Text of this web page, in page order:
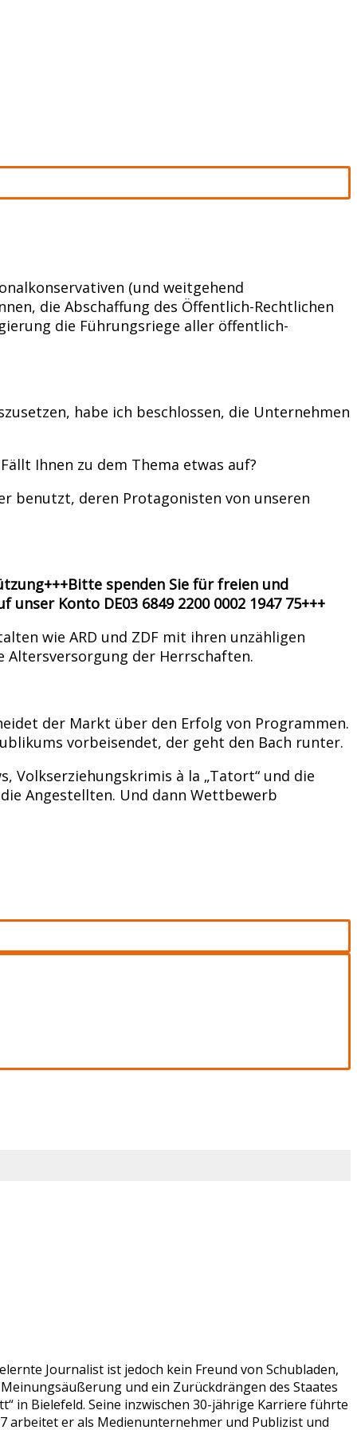
(und weitgehend
die Abschaffung des Öffentlich-Rechtlichen
die Führungsriege aller öffentlich-
habe ich beschlossen, die Unternehmen
Ihnen zu dem Thema etwas auf?
benutzt, deren Protagonisten von unseren
spenden Sie für freien und
Konto DE03 6849 2200 0002 1947 75+++
wie ARD und ZDF mit ihren unzähligen
Altersversorgung der Herrschaften.
der Markt über den Erfolg von Programmen.
vorbeisendet, der geht den Bach runter.
Volkserziehungskrimis à la „Tatort“ und die
Angestellten. Und dann Wettbewerb
Journalist ist jedoch kein Freund von Schubladen,
und ein Zurückdrängen des Staates
in Bielefeld. Seine inzwischen 30-jährige Karriere führte
arbeitet er als Medienunternehmer und Publizist und